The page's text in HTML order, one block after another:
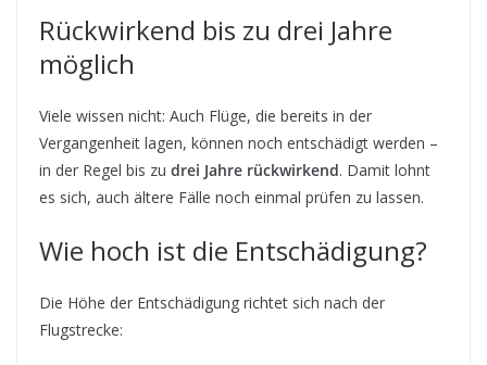
Rückwirkend bis zu drei Jahre
möglich
Viele wissen nicht: Auch Flüge, die bereits in der
Vergangenheit lagen, können noch entschädigt werden –
in der Regel bis zu drei Jahre rückwirkend. Damit lohnt
es sich, auch ältere Fälle noch einmal prüfen zu lassen.
Wie hoch ist die Entschädigung?
Die Höhe der Entschädigung richtet sich nach der
Flugstrecke: